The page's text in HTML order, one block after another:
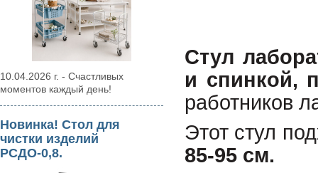
10.04.2026 г. - Счастливых
моментов каждый день!
Новинка! Стол для
чистки изделий
РСДО-0,8.
Стул
и спинкой,
работников
Этот стул
85-95 см.